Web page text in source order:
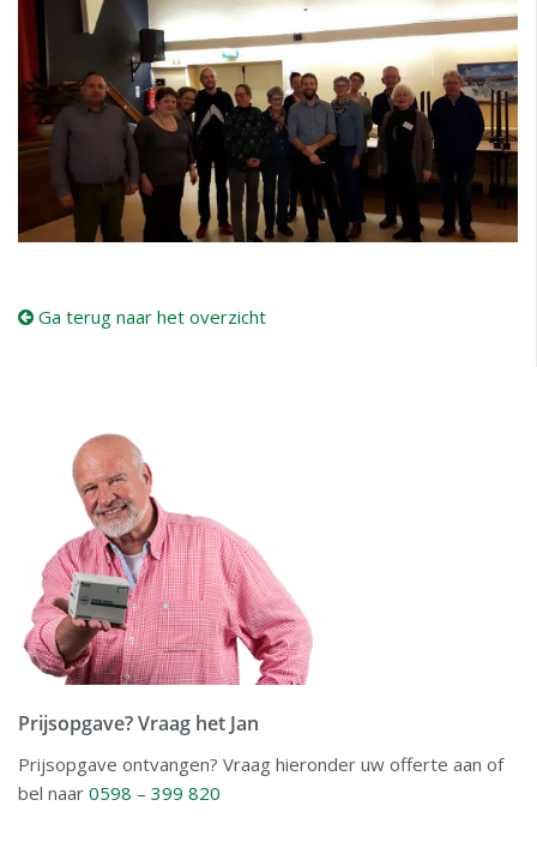
Ga terug naar het overzicht
Prijsopgave? Vraag het Jan
Prijsopgave ontvangen? Vraag hieronder uw offerte aan of
bel naar 0598 – 399 820